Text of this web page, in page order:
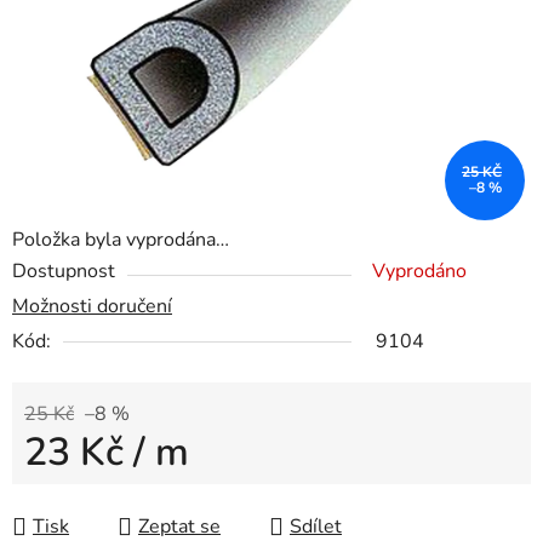
Položka byla vyprodána…
Dostupnost
Vyprodáno
Možnosti doručení
Kód:
9104
25 Kč –8 %
23 Kč/ m
Tisk
Zeptat se Sdílet
25 KČ
–8 %